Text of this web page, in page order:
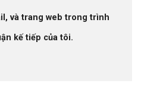
và trang web trong trình
kế tiếp của tôi.